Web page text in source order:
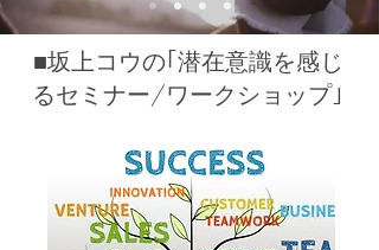
​■坂上コウの｢潜在意識を感じ
るセミナー/ワークショップ｣